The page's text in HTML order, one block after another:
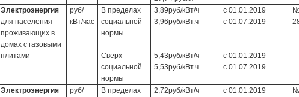
Электроэнергия
для населения
проживающих в
домах с газовыми
плитами
руб/
кВт/час
В пределах
социальной
нормы
Сверх
социальной
нормы
3,89руб/кВт/ч
3,96руб/кВт.ч
5,43руб/кВт/ч
5,53руб/кВт.ч
с 01.01.2019
с 01.07.2019
с 01.01.2019
с 01.07.2019
Электроэнергия
руб/
В пределах
2,72руб/кВт/ч
с 01.01.2019